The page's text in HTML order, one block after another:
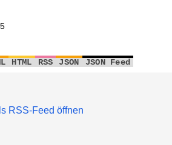
HTML RSS JSON JSON Feed
RSS-Feed öffnen